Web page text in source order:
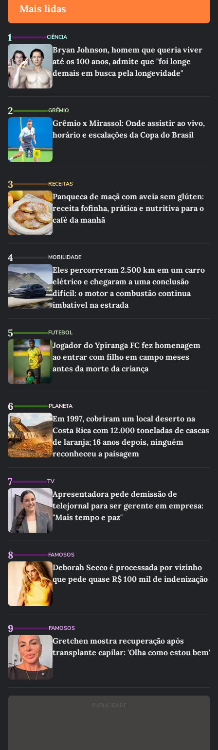
Mais lidas
1 CIÊNCIA
Bryan Johnson, homem que queria viver
até os 100 anos, admite que "foi longe
demais em busca pela longevidade"
2 GRÊMIO
Grêmio x Mirassol: Onde assistir ao vivo,
horário e escalações da Copa do Brasil
3 RECEITAS
Panqueca de maçã com aveia sem glúten:
receita fofinha, prática e nutritiva para o
café da manhã
4 MOBILIDADE
Eles percorreram 2.500 km em um carro
elétrico e chegaram a uma conclusão
difícil: o motor a combustão continua
imbatível na estrada
5 FUTEBOL
Jogador do Ypiranga FC fez homenagem
ao entrar com filho em campo meses
antes da morte da criança
6 PLANETA
Em 1997, cobriram um local deserto na
Costa Rica com 12.000 toneladas de cascas
de laranja; 16 anos depois, ninguém
reconheceu a paisagem
7 TV
Apresentadora pede demissão de
telejornal para ser gerente em empresa:
"Mais tempo e paz"
8 FAMOSOS
Deborah Secco é processada por vizinho
que pede quase R$ 100 mil de indenização
9 FAMOSOS
Gretchen mostra recuperação após
transplante capilar: 'Olha como estou bem'
PUBLICIDADE